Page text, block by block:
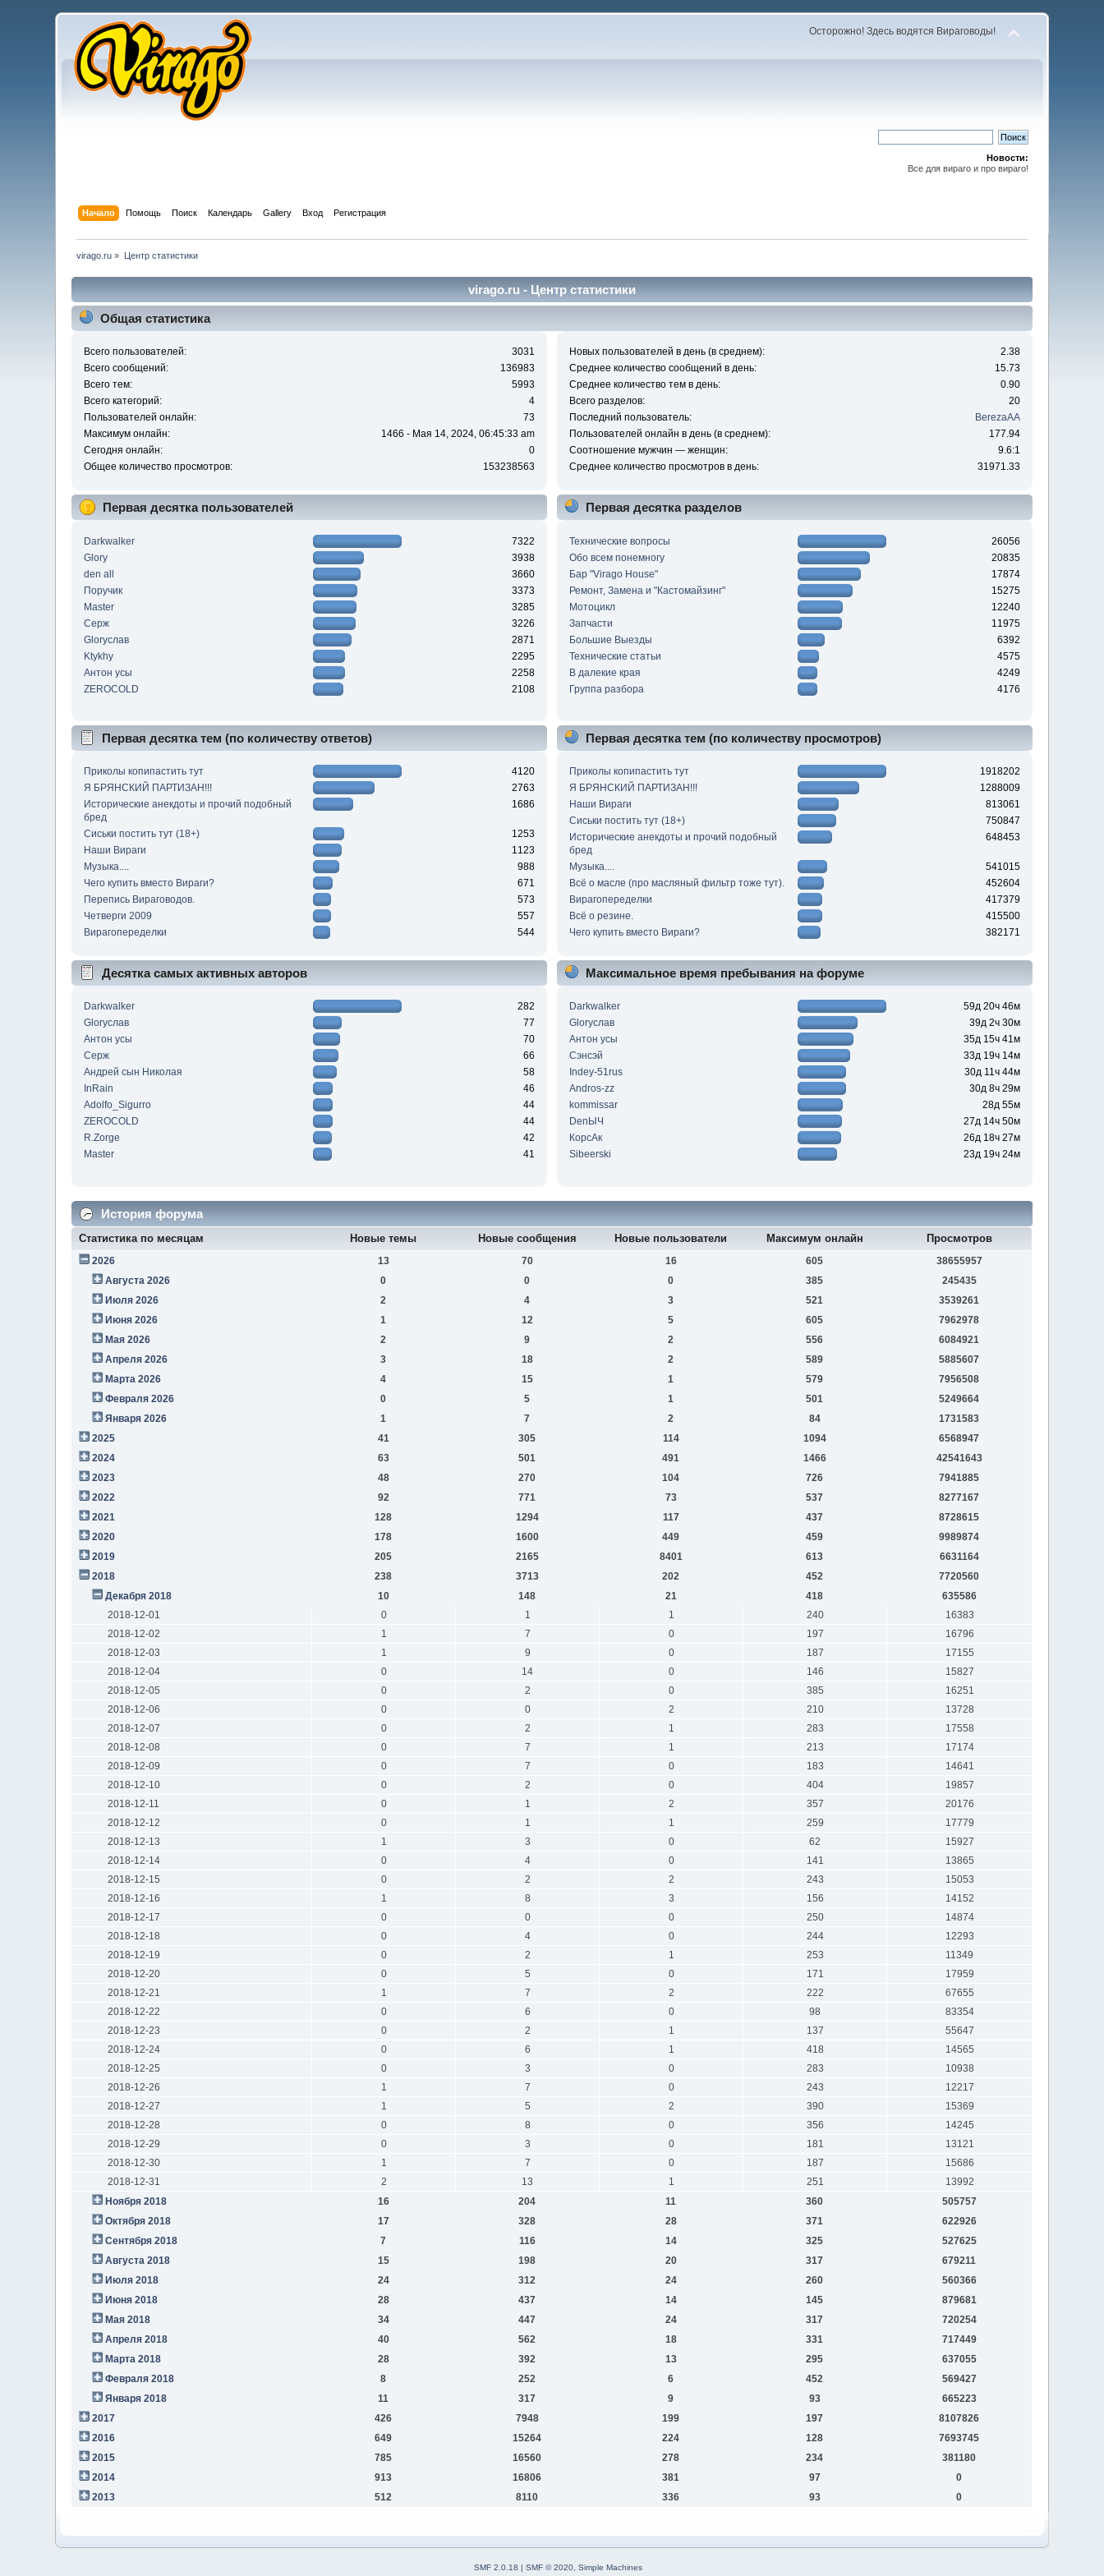
Осторожно! Здесь водятся Вираговоды!
Новости:
Все для вираго и про вираго!
Начало Помощь Поиск Календарь Gallery Вход Регистрация
virago.ru » Центр статистики
virago.ru - Центр статистики
Общая статистика
Всего пользователей:
3031
Всего сообщений:
136983
Всего тем:
5993
Всего категорий:
4
Пользователей онлайн:
73
Максимум онлайн:
1466 - Мая 14, 2024, 06:45:33 am
Сегодня онлайн:
0
Общее количество просмотров:
153238563
Новых пользователей в день (в среднем):
2.38
Среднее количество сообщений в день:
15.73
Среднее количество тем в день:
0.90
Всего разделов:
20
Последний пользователь:
BerezaAA
Пользователей онлайн в день (в среднем):
177.94
Соотношение мужчин — женщин:
9.6:1
Среднее количество просмотров в день:
31971.33
Первая десятка пользователей
Darkwalker
7322
Glory
3938
den all
3660
Поручик
3373
Master
3285
Серж
3226
Gloryслав
2871
Ktykhy
2295
Антон усы
2258
ZEROCOLD
2108
Первая десятка разделов
Технические вопросы
26056
Обо всем понемногу
20835
Бар "Virago House"
17874
Ремонт, Замена и "Кастомайзинг"
15275
Мотоцикл
12240
Запчасти
11975
Большие Выезды
6392
Технические статьи
4575
В далекие края
4249
Группа разбора
4176
Первая десятка тем (по количеству ответов)
Приколы копипастить тут
4120
Я БРЯНСКИЙ ПАРТИЗАН!!!
2763
Исторические анекдоты и прочий подобный
бред
1686
Сиськи постить тут (18+)
1253
Наши Вираги
1123
Музыка....
988
Чего купить вместо Вираги?
671
Перепись Вираговодов.
573
Четверги 2009
557
Вирагопеределки
544
Первая десятка тем (по количеству просмотров)
Приколы копипастить тут
1918202
Я БРЯНСКИЙ ПАРТИЗАН!!!
1288009
Наши Вираги
813061
Сиськи постить тут (18+)
750847
Исторические анекдоты и прочий подобный
бред
648453
Музыка....
541015
Всё о масле (про масляный фильтр тоже тут).
452604
Вирагопеределки
417379
Всё о резине.
415500
Чего купить вместо Вираги?
382171
Десятка самых активных авторов
Darkwalker
282
Gloryслав
77
Антон усы
70
Серж
66
Андрей сын Николая
58
InRain
46
Adolfo_Sigurro
44
ZEROCOLD
44
R.Zorge
42
Master
41
Максимальное время пребывания на форуме
Darkwalker
59д 20ч 46м
Gloryслав
39д 2ч 30м
Антон усы
35д 15ч 41м
Сэнсэй
33д 19ч 14м
Indey-51rus
30д 11ч 44м
Andros-zz
30д 8ч 29м
kommissar
28д 55м
DenЫЧ
27д 14ч 50м
КорсАк
26д 18ч 27м
Sibeerski
23д 19ч 24м
История форума
Статистика по месяцам Новые темы Новые сообщения Новые пользователи Максимум онлайн Просмотров
2026 13 70 16 605
38655957
Августа 2026
0 0 0 385
245435
Июля 2026
2 4 3 521
3539261
Июня 2026
1 12 5 605
7962978
Мая 2026
2 9 2 556
6084921
Апреля 2026
3 18 2 589
5885607
Марта 2026
4 15 1 579
7956508
Февраля 2026
0 5 1 501
5249664
Января 2026
1 7 2 84
1731583
2025
41 305 114 1094
6568947
2024
63 501 491 1466
42541643
2023
48 270 104 726
7941885
2022
92 771 73 537
8277167
2021
128 1294 117 437
8728615
2020
178 1600 449 459
9989874
2019
205 2165 8401 613
6631164
2018
238 3713 202 452
7720560
Декабря 2018
10 148 21 418
635586
2018-12-01
0 1 1 240
16383
2018-12-02
1 7 0 197
16796
2018-12-03
1 9 0 187
17155
2018-12-04
0 14 0 146
15827
2018-12-05
0 2 0 385
16251
2018-12-06
0 0 2 210
13728
2018-12-07
0 2 1 283
17558
2018-12-08
0 7 1 213
17174
2018-12-09
0 7 0 183
14641
2018-12-10
0 2 0 404
19857
2018-12-11
0 1 2 357
20176
2018-12-12
0 1 1 259
17779
2018-12-13
1 3 0 62
15927
2018-12-14
0 4 0 141
13865
2018-12-15
0 2 2 243
15053
2018-12-16
1 8 3 156
14152
2018-12-17
0 0 0 250
14874
2018-12-18
0 4 0 244
12293
2018-12-19
0 2 1 253
11349
2018-12-20
0 5 0 171
17959
2018-12-21
1 7 2 222
67655
2018-12-22
0 6 0 98
83354
2018-12-23
0 2 1 137
55647
2018-12-24
0 6 1 418
14565
2018-12-25
0 3 0 283
10938
2018-12-26
1 7 0 243
12217
2018-12-27
1 5 2 390
15369
2018-12-28
0 8 0 356
14245
2018-12-29
0 3 0 181
13121
2018-12-30
1 7 0 187
15686
2018-12-31
2 13 1 251
13992
Ноября 2018
16 204 11 360
505757
Октября 2018
17 328 28 371
622926
Сентября 2018
7 116 14 325
527625
Августа 2018
15 198 20 317
679211
Июля 2018
24 312 24 260
560366
Июня 2018
28 437 14 145
879681
Мая 2018
34 447 24 317
720254
Апреля 2018
40 562 18 331
717449
Марта 2018
28 392 13 295
637055
Февраля 2018
8 252 6 452
569427
Января 2018
11 317 9 93
665223
2017
426 7948 199 197
8107826
2016
649 15264 224 128
7693745
2015
785 16560 278 234
381180
2014
913 16806 381 97
0
2013
512 8110 336 93 0
SMF 2.0.18 | SMF © 2020 Simple Machines